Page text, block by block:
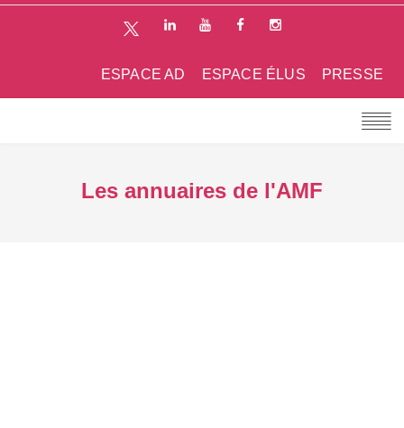
PRESSE
ESPACE ÉLUS
ESPACE AD
Les annuaires de l'AMF